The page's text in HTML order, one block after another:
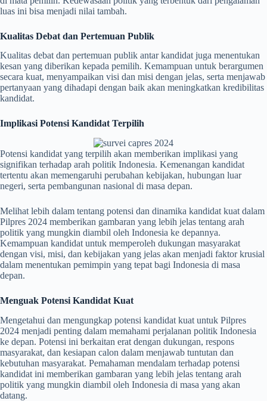
luas ini bisa menjadi nilai tambah.
Kualitas Debat dan Pertemuan Publik
Kualitas debat dan pertemuan publik antar kandidat juga menentukan
kesan yang diberikan kepada pemilih. Kemampuan untuk berargumen
secara kuat, menyampaikan visi dan misi dengan jelas, serta menjawab
pertanyaan yang dihadapi dengan baik akan meningkatkan kredibilitas
kandidat.
Implikasi Potensi Kandidat Terpilih
Potensi kandidat yang terpilih akan memberikan implikasi yang
signifikan terhadap arah politik Indonesia. Kemenangan kandidat
tertentu akan memengaruhi perubahan kebijakan, hubungan luar
negeri, serta pembangunan nasional di masa depan.
Melihat lebih dalam tentang potensi dan dinamika kandidat kuat dalam
Pilpres 2024 memberikan gambaran yang lebih jelas tentang arah
politik yang mungkin diambil oleh Indonesia ke depannya.
Kemampuan kandidat untuk memperoleh dukungan masyarakat
dengan visi, misi, dan kebijakan yang jelas akan menjadi faktor krusial
dalam menentukan pemimpin yang tepat bagi Indonesia di masa
depan.
Menguak Potensi Kandidat Kuat
Mengetahui dan mengungkap potensi kandidat kuat untuk Pilpres
2024 menjadi penting dalam memahami perjalanan politik Indonesia
ke depan. Potensi ini berkaitan erat dengan dukungan, respons
masyarakat, dan kesiapan calon dalam menjawab tuntutan dan
kebutuhan masyarakat. Pemahaman mendalam terhadap potensi
kandidat ini memberikan gambaran yang lebih jelas tentang arah
politik yang mungkin diambil oleh Indonesia di masa yang akan
datang.